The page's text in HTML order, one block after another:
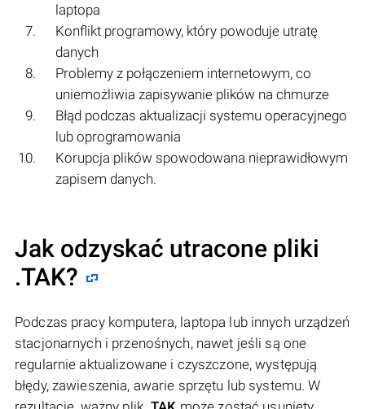
laptopa
Konflikt programowy, który powoduje utratę
danych
Problemy z połączeniem internetowym, co
uniemożliwia zapisywanie plików na chmurze
Błąd podczas aktualizacji systemu operacyjnego
lub oprogramowania
Korupcja plików spowodowana nieprawidłowym
zapisem danych.
Jak odzyskać utracone pliki
.TAK?
Podczas pracy komputera, laptopa lub innych urządzeń
stacjonarnych i przenośnych, nawet jeśli są one
regularnie aktualizowane i czyszczone, występują
błędy, zawieszenia, awarie sprzętu lub systemu. W